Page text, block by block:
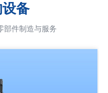
备
部件制造与服务